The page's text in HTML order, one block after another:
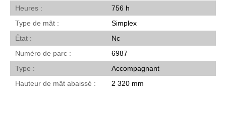
Heures
756 h
Type de mât
Simplex
État
Nc
Numéro de parc
6987
Type
Accompagnant
Hauteur de mât abaissé
2 320 mm